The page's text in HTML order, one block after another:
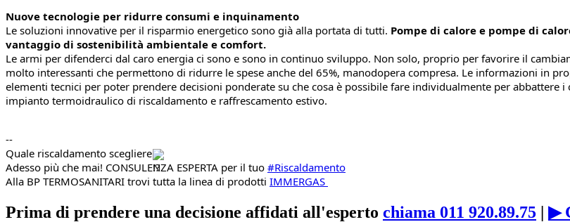
Nuove tecnologie per ridurre consumi e inquinamento
Le soluzioni innovative per il risparmio energetico sono già alla portata di tutti. Pompe di calore e pompe di
vantaggio di sostenibilità ambientale e comfort.
Le armi per difenderci dal caro energia ci sono e sono in continuo sviluppo. Non solo, proprio per favorire il
molto interessanti che permettono di ridurre le spese anche del 65%, manodopera compresa. Le informazioni in
elementi tecnici per poter prendere decisioni ponderate su che cosa è possibile fare individualmente per
impianto termoidraulico di riscaldamento e raffrescamento estivo.
--
Quale riscaldamento scegliere
Adesso più che mai! CONSULENZA ESPERTA per il tuo #Riscaldamento
Alla BP TERMOSANITARI trovi tutta la linea di prodotti IMMERGAS
Prima di prendere una decisione affidati all'esperto chiama 011 920.89.75 ▶